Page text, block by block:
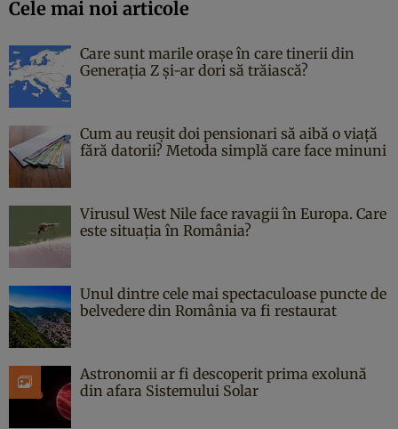
Cele mai noi articole
Care sunt marile orașe în care tinerii din
Generația Z și-ar dori să trăiască?
Cum au reușit doi pensionari să aibă o viață
fără datorii? Metoda simplă care face minuni
Virusul West Nile face ravagii în Europa. Care
este situația în România?
Unul dintre cele mai spectaculoase puncte de
belvedere din România va fi restaurat
Astronomii ar fi descoperit prima exolună
din afara Sistemului Solar